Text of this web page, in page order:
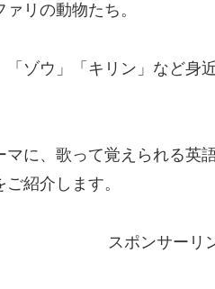
リの動物たち。
ゾウ」「キリン」など身
に、歌って覚えられる英
紹介します。
スポンサーリ